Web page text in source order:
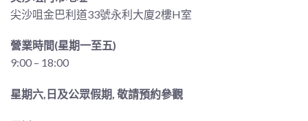
尖沙咀金巴利道33號永利大廈2樓H室
營業時間(星期一至五)
9:00 – 18:00
星期六,日及公眾假期, 敬請預約參觀